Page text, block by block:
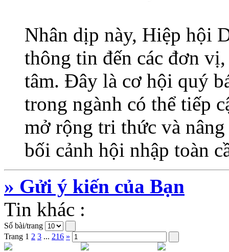
Nhân dịp này, Hiệp hội
thông tin đến các đơn
tâm. Đây là cơ hội quý
trong ngành có thể tiếp
mở rộng tri thức và
bối cảnh hội nhập toàn
» Gửi ý kiến của Bạn
Tin khác :
Số bài/trang
Trang 1 2 3 ... 216 »